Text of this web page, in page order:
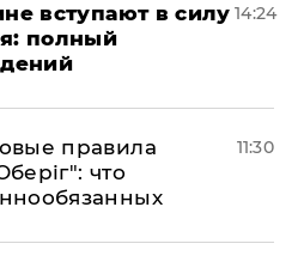
вступают в силу
полный
14:24
правила
что
11:30